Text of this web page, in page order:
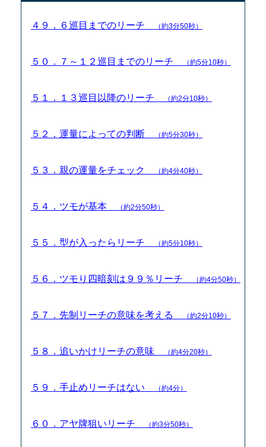
４９．６巡目までのリーチ （約3分50秒）
５０．７～１２巡目までのリーチ （約5分10秒）
５１．１３巡目以降のリーチ （約2分10秒）
５２．運量によっての判断 （約5分30秒）
５３．親の運量をチェック （約4分40秒）
５４．ツモが基本 （約2分50秒）
５５．型が入ったらリーチ （約5分10秒）
５６．ツモり四暗刻は９９％リーチ （約4分50秒）
５７．先制リーチの意味を考える （約2分10秒）
５８．追いかけリーチの意味 （約4分20秒）
５９．手止めリーチはない （約4分）
６０．アヤ牌狙いリーチ （約3分50秒）